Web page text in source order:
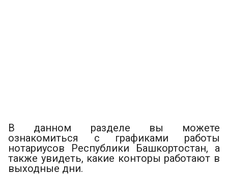
В данном разделе вы можете
ознакомиться с графиками работы
нотариусов Республики Башкортостан, а
также увидеть, какие конторы работают в
выходные дни.